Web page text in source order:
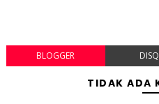
BLOGGER
TIDAK ADA